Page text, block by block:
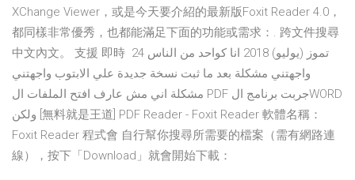
XChange Viewer，或是今天要介紹的最新版Foxit Reader 4.0，
都同樣非常優秀，也都能滿足下面的功能或需求：. 跨文件搜尋
中文內文。 支援 即時 24 تموز (يوليو) 2018 انا كواحد من الناس
واجهتني مشكلة بعد ما ثبت نسخة جديدة علي الابتوب واجهتني
مشكلة اني مش عارف افتح الملفات ال PDF جربت برنامج الWORD
ولكن [無料就是王道] PDF Reader - Foxit Reader 軟體名稱：
Foxit Reader 程式會 自行幫你搜尋所需要的檔案（需有網路連
線），按下「Download」就會開始下載：